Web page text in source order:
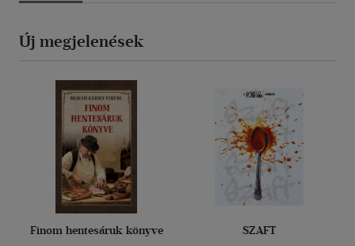
Új megjelenések
Finom hentesáruk könyve SZAFT